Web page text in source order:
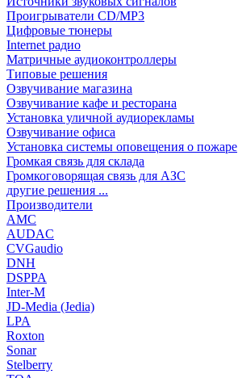
Проигрыватели CD/MP3
Цифровые тюнеры
Internet радио
Матричные аудиоконтроллеры
Типовые решения
Озвучивание магазина
Озвучивание кафе и ресторана
Установка уличной аудиорекламы
Озвучивание офиса
Установка системы оповещения о пожаре
Громкая связь для склада
Громкоговорящая связь для АЗС
другие решения ...
Производители
AMC
AUDAC
CVGaudio
DNH
DSPPA
Inter-M
JD-Media (Jedia)
LPA
Roxton
Sonar
Stelberry